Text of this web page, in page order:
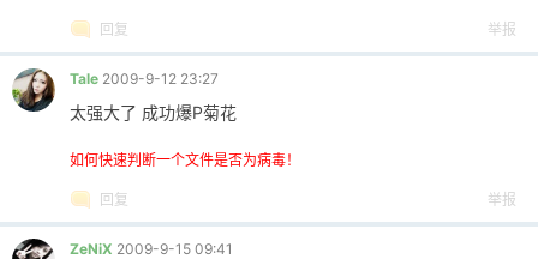
回复 举报
Tale 2009-9-12 23:27
太强大了 成功爆P菊花
如何快速判断一个文件是否为病毒！
回复 举报
ZeNiX 2009-9-15 09:41